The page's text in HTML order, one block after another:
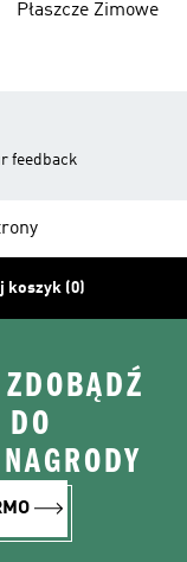
Płaszcze Zimowe
feedback
koszyk (0)